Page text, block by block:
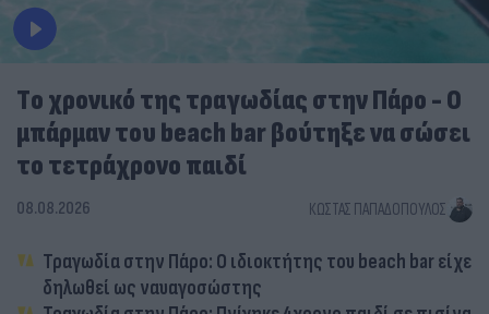
Tο χρονικό της τραγωδίας στην Πάρο - Ο
μπάρμαν του beach bar βούτηξε να σώσει
το τετράχρονο παιδί
08.08.2026 ΚΏΣΤΑΣ ΠΑΠΑΔΌΠΟΥΛΟΣ
Τραγωδία στην Πάρο: Ο ιδιοκτήτης του beach bar είχε
δηλωθεί ως ναυαγοσώστης